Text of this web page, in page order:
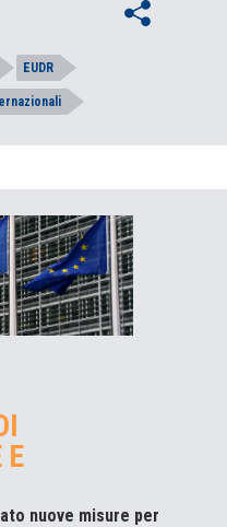
EUDR
E
nuove misure per